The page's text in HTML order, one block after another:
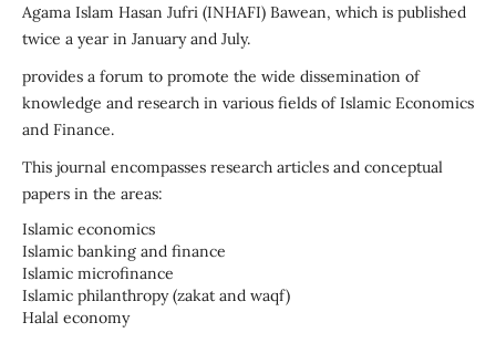
Agama Islam Hasan Jufri (INHAFI) Bawean, which is published
twice a year in January and July.
provides a forum to promote the wide dissemination of
knowledge and research in various fields of Islamic Economics
and Finance.
This journal encompasses research articles and conceptual
papers in the areas:
Islamic economics
Islamic banking and finance
Islamic microfinance
Islamic philanthropy (zakat and waqf)
Halal economy